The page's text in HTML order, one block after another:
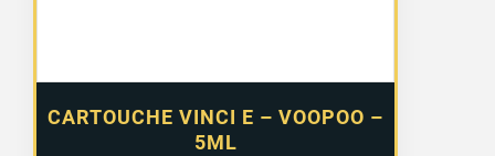
CARTOUCHE VINCI E – VOOPOO –
5ML